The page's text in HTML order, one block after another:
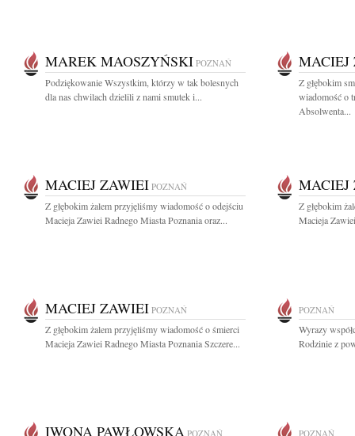
MAREK MAOSZYŃSKI POZNAŃ
Podziękowanie Wszystkim, którzy w tak bolesnych
dla nas chwilach dzielili z nami smutek i...
MACIEJ
Z głębokim
wiadomość o
Absolwenta...
MACIEJ ZAWIEI POZNAŃ
Z głębokim żalem przyjęliśmy wiadomość o odejściu
Macieja Zawiei Radnego Miasta Poznania oraz...
MACIEJ
Z głębokim
Macieja
MACIEJ ZAWIEI POZNAŃ
Z głębokim żalem przyjęliśmy wiadomość o śmierci
Macieja Zawiei Radnego Miasta Poznania Szczere...
POZNAŃ
Wyrazy
Rodzinie z
IWONA PAWŁOWSKA POZNAŃ POZNAŃ